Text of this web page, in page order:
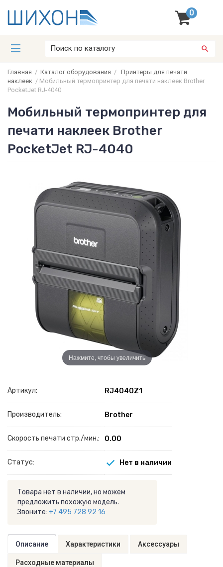
0
Главная / Каталог оборудования / Принтеры для печати
наклеек / Мобильный термопринтер для печати наклеек Brother
PocketJet RJ-4040
Мобильный термопринтер для
печати наклеек Brother
PocketJet RJ-4040
Нажмите, чтобы увеличить
Артикул: RJ4040Z1
Производитель: Brother
Скорость печати стр./мин.: 0.00
Статус: Нет в наличии
Товара нет в наличии, но можем
предложить похожую модель.
Звоните: +7 495 728 92 16
Описание Характеристики Аксессуары
Расходные материалы